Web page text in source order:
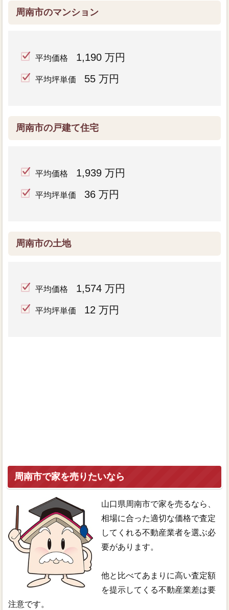
周南市のマンション
平均価格 1,190 万円
平均坪単価 55 万円
周南市の戸建て住宅
平均価格 1,939 万円
平均坪単価 36 万円
周南市の土地
平均価格 1,574 万円
平均坪単価 12 万円
周南市で家を売りたいなら
山口県周南市で家を売るなら、
相場に合った適切な価格で査定
してくれる不動産業者を選ぶ必
要があります。
他と比べてあまりに高い査定額
を提示してくる不動産業差は要
注意です。